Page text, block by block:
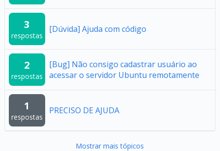
3
respostas
[Dúvida] Ajuda com código
2
respostas
[Bug] Não consigo cadastrar usuário ao
acessar o servidor Ubuntu remotamente
1
respostas
PRECISO DE AJUDA
Mostrar mais tópicos